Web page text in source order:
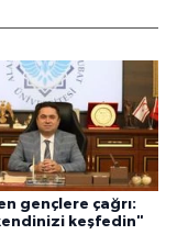
gençlere çağrı:
keşfedin"